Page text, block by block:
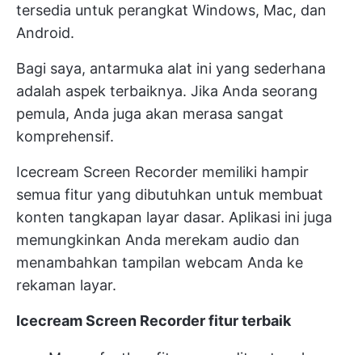
tersedia untuk perangkat Windows, Mac, dan
Android.
Bagi saya, antarmuka alat ini yang sederhana
adalah aspek terbaiknya. Jika Anda seorang
pemula, Anda juga akan merasa sangat
komprehensif.
Icecream Screen Recorder memiliki hampir
semua fitur yang dibutuhkan untuk membuat
konten tangkapan layar dasar. Aplikasi ini juga
memungkinkan Anda merekam audio dan
menambahkan tampilan webcam Anda ke
rekaman layar.
Icecream Screen Recorder fitur terbaik